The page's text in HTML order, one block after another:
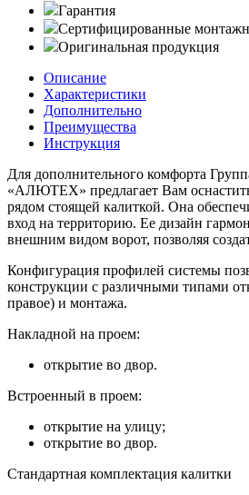
Гарантия
Сертифицированные
Оригинальная продукция
Описание
Характеристики
Дополнительно
Преимущества
Инструкция
Для дополнительного комфорта
«АЛЮТЕХ» предлагает Вам
рядом стоящей калиткой. Она
вход на территорию. Ее дизайн
внешним видом ворот, позволяя
Конфигурация профилей системы
конструкции с различными типами
правое) и монтажа.
Накладной на проем:
открытие во двор.
Встроенный в проем:
открытие на улицу;
открытие во двор.
Стандартная комплектация калитки